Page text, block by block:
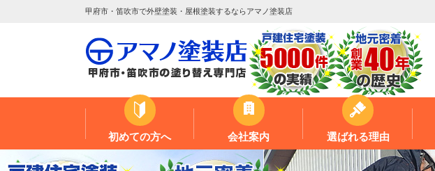
甲府市・笛吹市で外壁塗装・屋根塗装するならアマノ塗装店
初めての方へ 会社案内 選ばれる理由